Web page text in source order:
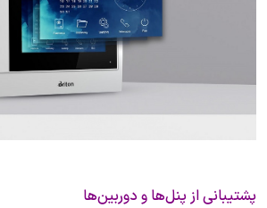
پشتیبانی از پنل‌ها و دوربین‌ها